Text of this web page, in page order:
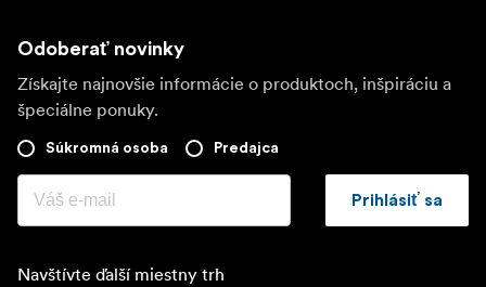
Odoberať novinky
Získajte najnovšie informácie o produktoch, inšpiráciu a
špeciálne ponuky.
Súkromná osoba Predajca
Prihlásiť sa
Navštívte ďalší miestny trh